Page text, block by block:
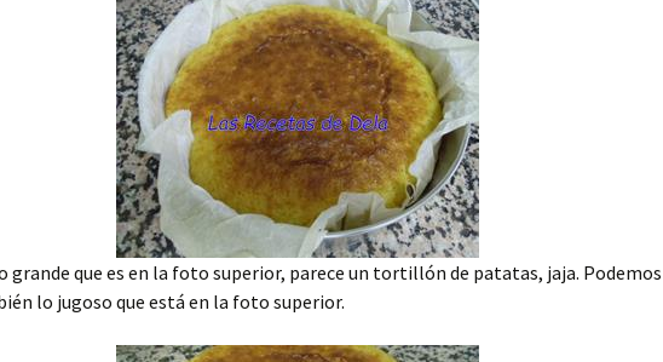
grande que es en la foto superior, parece un tortillón de patatas, jaja. Podemos
lo jugoso que está en la foto superior.